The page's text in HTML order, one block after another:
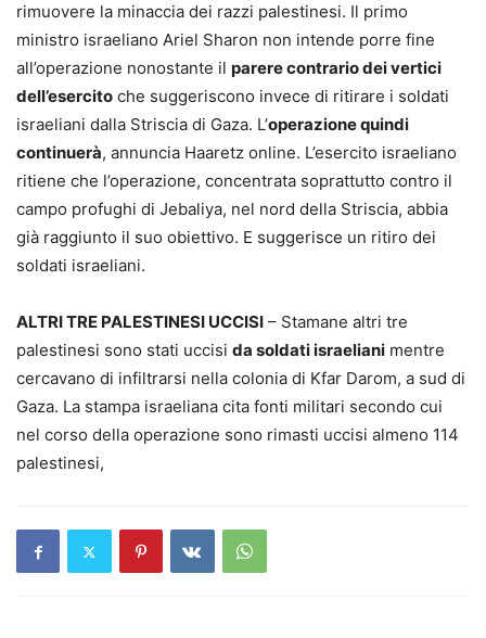
rimuovere la minaccia dei razzi palestinesi. Il primo
ministro israeliano Ariel Sharon non intende porre fine
all’operazione nonostante il parere contrario dei vertici
dell’esercito che suggeriscono invece di ritirare i soldati
israeliani dalla Striscia di Gaza. L’operazione quindi
continuerà, annuncia Haaretz online. L’esercito israeliano
ritiene che l’operazione, concentrata soprattutto contro il
campo profughi di Jebaliya, nel nord della Striscia, abbia
già raggiunto il suo obiettivo. E suggerisce un ritiro dei
soldati israeliani.
ALTRI TRE PALESTINESI UCCISI – Stamane altri tre
palestinesi sono stati uccisi da soldati israeliani mentre
cercavano di infiltrarsi nella colonia di Kfar Darom, a sud di
Gaza. La stampa israeliana cita fonti militari secondo cui
nel corso della operazione sono rimasti uccisi almeno 114
palestinesi,